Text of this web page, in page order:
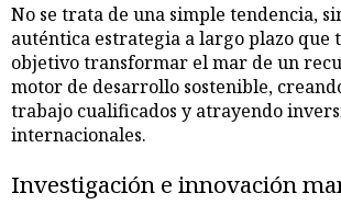
No se trata de una simple tendencia,
auténtica estrategia a largo plazo que
objetivo transformar el mar de un
motor de desarrollo sostenible,
trabajo cualificados y atrayendo
internacionales.
Investigación e innovación